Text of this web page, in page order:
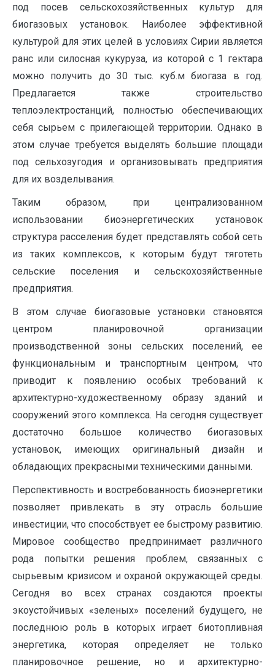
под посев сельскохозяйственных культур для
биогазовых установок. Наиболее эффективной
культурой для этих целей в условиях Сирии является
ранс или силосная кукуруза, из которой с 1 гектара
можно получить до 30 тыс. куб.м биогаза в год.
Предлагается также строительство
теплоэлектростанций, полностью обеспечивающих
себя сырьем с прилегающей территории. Однако в
этом случае требуется выделять большие площади
под сельхозугодия и организовывать предприятия
для их возделывания.
Таким образом, при централизованном
использовании биоэнергетических установок
структура расселения будет представлять собой сеть
из таких комплексов, к которым будут тяготеть
сельские поселения и сельскохозяйственные
предприятия.
В этом случае биогазовые установки становятся
центром планировочной организации
производственной зоны сельских поселений, ее
функциональным и транспортным центром, что
приводит к появлению особых требований к
архитектурно-художественному образу зданий и
сооружений этого комплекса. На сегодня существует
достаточно большое количество биогазовых
установок, имеющих оригинальный дизайн и
обладающих прекрасными техническими данными.
Перспективность и востребованность биоэнергетики
позволяет привлекать в эту отрасль большие
инвестиции, что способствует ее быстрому развитию.
Мировое сообщество предпринимает различного
рода попытки решения проблем, связанных с
сырьевым кризисом и охраной окружающей среды.
Сегодня во всех странах создаются проекты
экоустойчивых «зеленых» поселений будущего, не
последнюю роль в которых играет биотопливная
энергетика, которая определяет не только
планировочное решение, но и архитектурно-